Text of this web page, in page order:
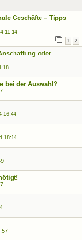
Geschäfte – Tipps
11:14
1 2
oder
bei der Auswahl?
16:44
18:14